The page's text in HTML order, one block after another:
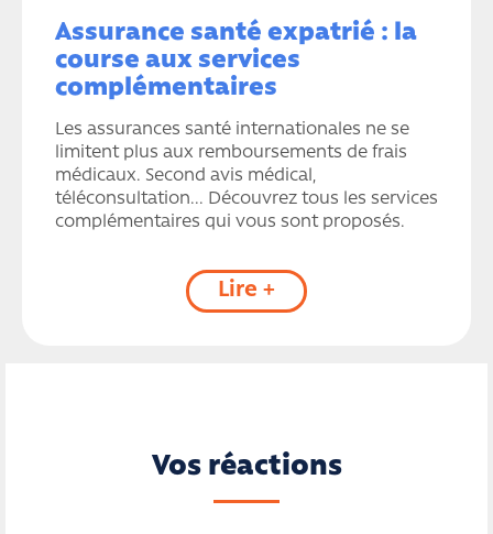
Assurance santé expatrié : la
course aux services
complémentaires
Les assurances santé internationales ne se
limitent plus aux remboursements de frais
médicaux. Second avis médical,
téléconsultation... Découvrez tous les services
complémentaires qui vous sont proposés.
Lire +
Vos réactions